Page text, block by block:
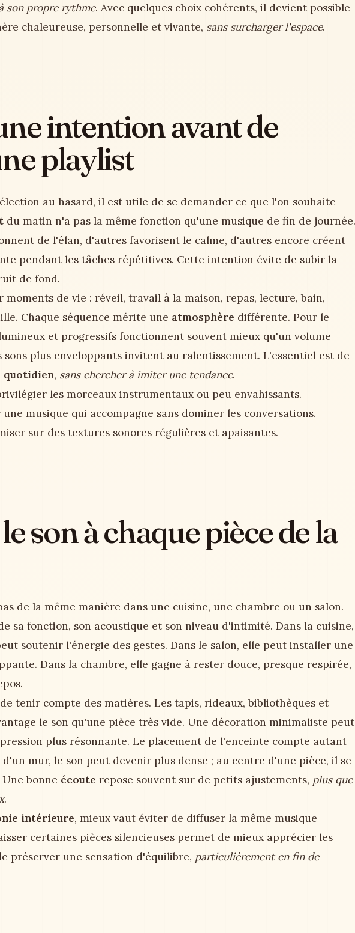
son propre rythme. Avec quelques choix cohérents, il devient possible
chaleureuse, personnelle et vivante, sans surcharger l'espace.
intention avant de
playlist
au hasard, il est utile de se demander ce que l'on souhaite
du matin n'a pas la même fonction qu'une musique de fin de journée.
de l'élan, d'autres favorisent le calme, d'autres encore créent
pendant les tâches répétitives. Cette intention évite de subir la
de fond.
de vie : réveil, travail à la maison, repas, lecture, bain,
Chaque séquence mérite une atmosphère différente. Pour le
et progressifs fonctionnent souvent mieux qu'un volume
sons plus enveloppants invitent au ralentissement. L'essentiel est de
quotidien, sans chercher à imiter une tendance.
les morceaux instrumentaux ou peu envahissants.
musique qui accompagne sans dominer les conversations.
sur des textures sonores régulières et apaisantes.
son à chaque pièce de la
de la même manière dans une cuisine, une chambre ou un salon.
sa fonction, son acoustique et son niveau d'intimité. Dans la cuisine,
soutenir l'énergie des gestes. Dans le salon, elle peut installer une
Dans la chambre, elle gagne à rester douce, presque respirée,
tenir compte des matières. Les tapis, rideaux, bibliothèques et
le son qu'une pièce très vide. Une décoration minimaliste peut
plus résonnante. Le placement de l'enceinte compte autant
d'un mur, le son peut devenir plus dense ; au centre d'une pièce, il se
bonne écoute repose souvent sur de petits ajustements, plus que
.
intérieure, mieux vaut éviter de diffuser la même musique
certaines pièces silencieuses permet de mieux apprécier les
préserver une sensation d'équilibre, particulièrement en fin de